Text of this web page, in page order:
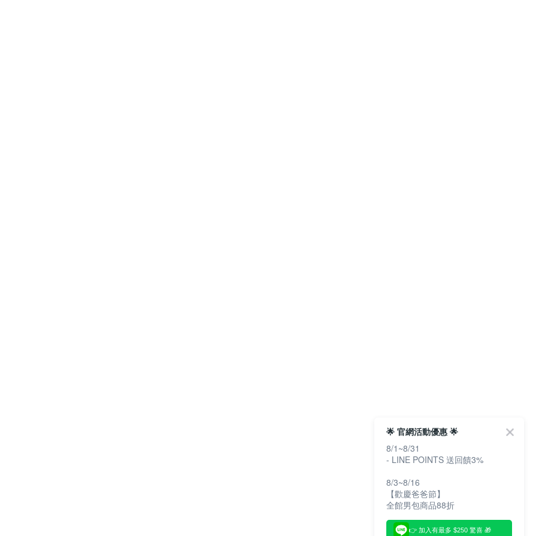
🌟 官網活動優惠 🌟
8/1~8/31
- LINE POINTS 送回饋3%
8/3~8/16
【歡慶爸爸節】
全館男包商品88折
👉 加入有最多 $250 驚喜 🎁